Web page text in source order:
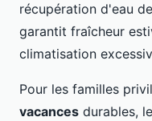
récupération d'eau
garantit fraîcheur
climatisation
Pour les familles
vacances durables,